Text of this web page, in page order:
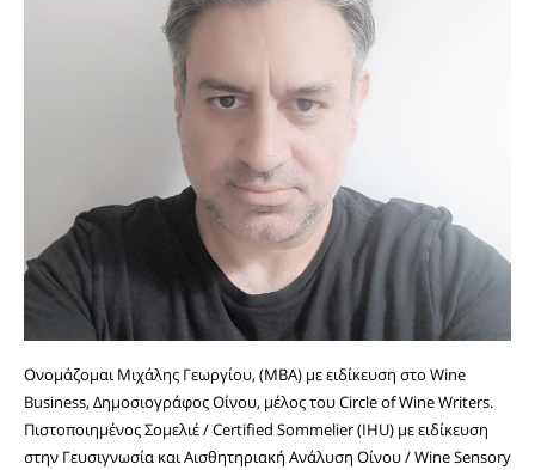
Ονομάζομαι Μιχάλης Γεωργίου, (MBA) με ειδίκευση στο Wine
Business, Δημοσιογράφος Οίνου, μέλος του Circle of Wine Writers.
Πιστοποιημένος Σομελιέ / Certified Sommelier (IHU) με ειδίκευση
στην Γευσιγνωσία και Αισθητηριακή Ανάλυση Οίνου / Wine Sensory